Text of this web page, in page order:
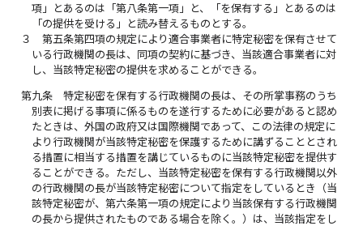
項」とあるのは「第八条第一項」と、「を保有する」とあるのは
「の提供を受ける」と読み替えるものとする。
３
第五条第四項の規定により適合事業者に特定秘密を保有させて
いる行政機関の長は、同項の契約に基づき、当該適合事業者に対
し、当該特定秘密の提供を求めることができる。
第九条
特定秘密を保有する行政機関の長は、その所掌事務のうち
別表に掲げる事項に係るものを遂行するために必要があると認め
たときは、外国の政府又は国際機関であって、この法律の規定に
より行政機関が当該特定秘密を保護するために講ずることとされ
る措置に相当する措置を講じているものに当該特定秘密を提供す
ることができる。ただし、当該特定秘密を保有する行政機関以外
の行政機関の長が当該特定秘密について指定をしているとき（当
該特定秘密が、第六条第一項の規定により当該保有する行政機関
の長から提供されたものである場合を除く。）は、当該指定をし